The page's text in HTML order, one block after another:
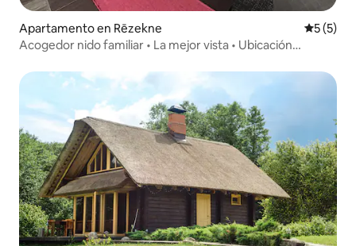
Apartamento en Rēzekne
5 (5)
Acogedor nido familiar • La mejor vista • Ubicación